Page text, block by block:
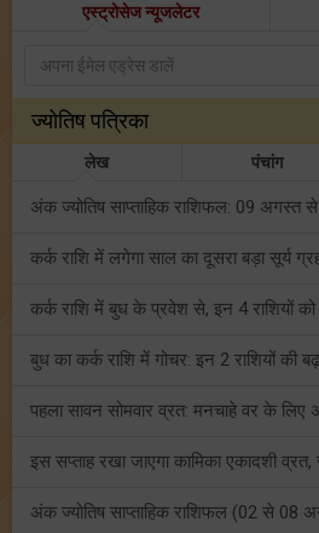
एस्ट्रोसेज न्यूजलेटर
ज्योतिष पत्रिका
लेख पंचांग
अंक ज्योतिष साप्ताहिक राशिफल: 09 अगस्त
इस सप्ताह रखा जाएगा कामिका एकादशी व्रत,